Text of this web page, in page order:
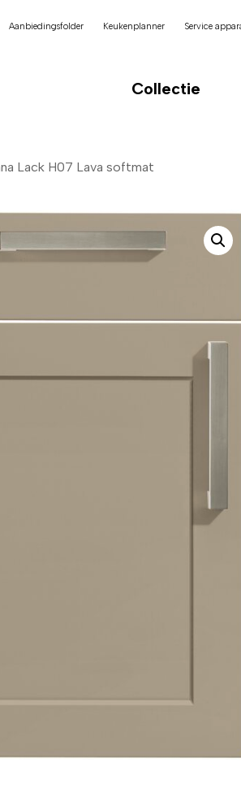
Aanbiedingsfolder Keukenplanner Service
Collectie
Lack H07 Lava softmat